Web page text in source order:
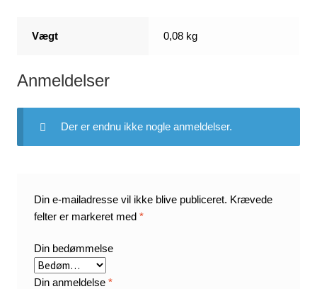
Vægt 0,08 kg
Anmeldelser
Der er endnu ikke nogle anmeldelser.
Din e-mailadresse vil ikke blive publiceret. Krævede
felter er markeret med*
Din bedømmelse
Din anmeldelse*